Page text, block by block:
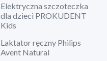
Elektryczna szczoteczka
dla dzieci PROKUDENT
Kids
Laktator ręczny Philips
Avent Natural